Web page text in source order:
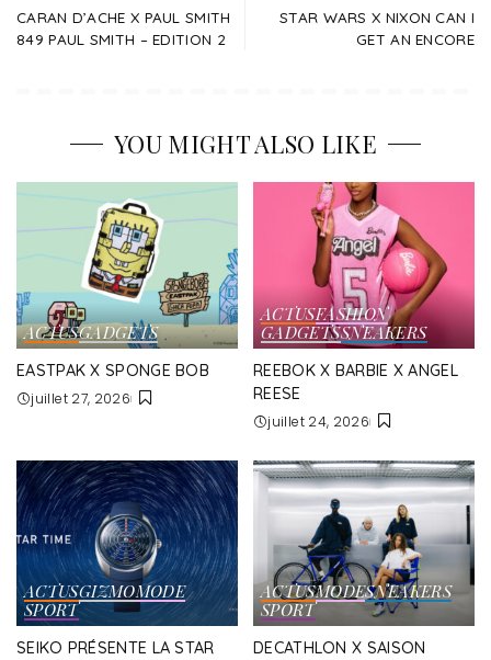
CARAN D’ACHE X PAUL SMITH
849 PAUL SMITH – EDITION 2
STAR WARS X NIXON CAN I
GET AN ENCORE
YOU MIGHT ALSO LIKE
ACTUSGADGETS
EASTPAK X SPONGE BOB
juillet 27, 2026
ACTUSFASHION
GADGETSSNEAKERS
REEBOK X BARBIE X ANGEL
REESE
juillet 24, 2026
ACTUSGIZMOMODE
SPORT
SEIKO PRÉSENTE LA STAR
ACTUSMODESNEAKERS
SPORT
DECATHLON X SAISON